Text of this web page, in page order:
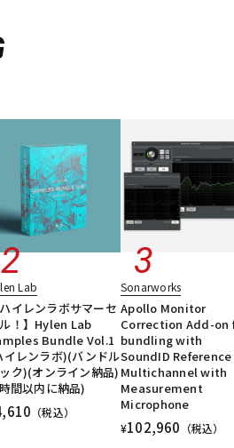
Lab
ハイレンラボサマーセ
！】Hylen Lab
Bundle Vol.1
イレンラボ)(バンドル
ク)(オンライン納品)
間以内に納品)
（税込）
Sonarworks
Apollo Monitor
Correction Add-on
bundling with
SoundID
Multichannel with
Measurement
Microphone
¥102,960 （税込）